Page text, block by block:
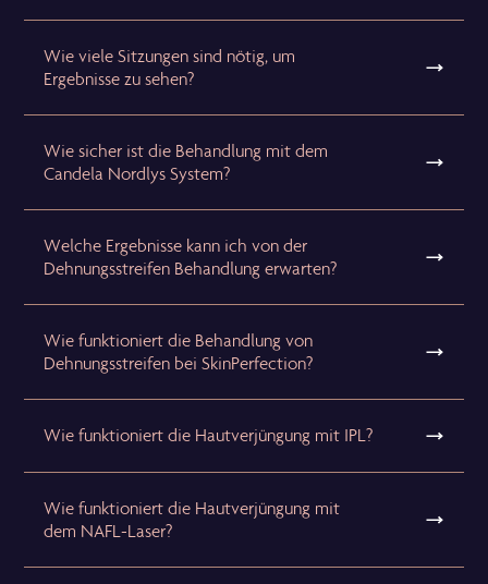
Wie viele Sitzungen sind nötig, um
Ergebnisse zu sehen?
Wie sicher ist die Behandlung mit dem
Candela Nordlys System?
Welche Ergebnisse kann ich von der
Dehnungsstreifen Behandlung erwarten?
Wie funktioniert die Behandlung von
Dehnungsstreifen bei SkinPerfection?
Wie funktioniert die Hautverjüngung mit IPL?
Wie funktioniert die Hautverjüngung mit
dem NAFL-Laser?